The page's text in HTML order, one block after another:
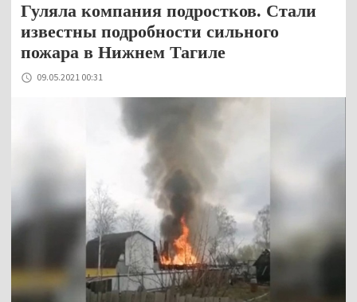
Гуляла компания подростков. Стали
известны подробности сильного
пожара в Нижнем Тагиле
09.05.2021 00:31